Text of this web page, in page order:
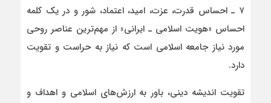
۷ ـ احساس قدرت، عزت، امید، اعتماد، شور و در یک کلمه
احساس «هویت اسلامی ـ ایرانی» از مهم‌ترین عناصر روحی
مورد نیاز جامعه اسلامی است که نیاز به حراست و تقویت
دارد.
تقویت اندیشه دینی، باور به ارزش‌های اسلامی و اهداف و